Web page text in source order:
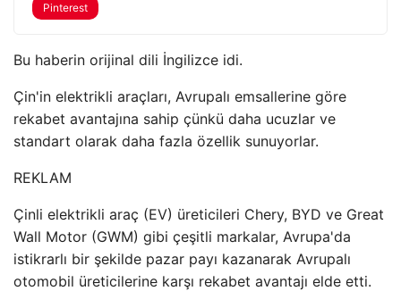
Pinterest
Bu haberin orijinal dili İngilizce idi.
Çin'in elektrikli araçları, Avrupalı ​​emsallerine göre
rekabet avantajına sahip çünkü daha ucuzlar ve
standart olarak daha fazla özellik sunuyorlar.
REKLAM
Çinli elektrikli araç (EV) üreticileri Chery, BYD ve Great
Wall Motor (GWM) gibi çeşitli markalar, Avrupa'da
istikrarlı bir şekilde pazar payı kazanarak Avrupalı ​​
otomobil üreticilerine karşı rekabet avantajı elde etti.